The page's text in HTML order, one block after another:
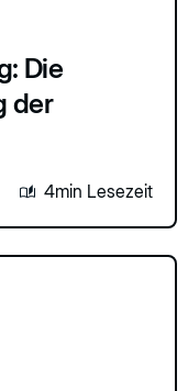
Die
der
4min Lesezeit